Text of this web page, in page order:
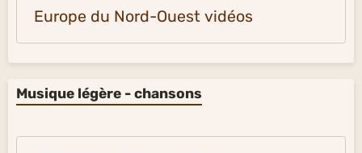
Europe du Nord-Ouest vidéos
Musique légère - chansons